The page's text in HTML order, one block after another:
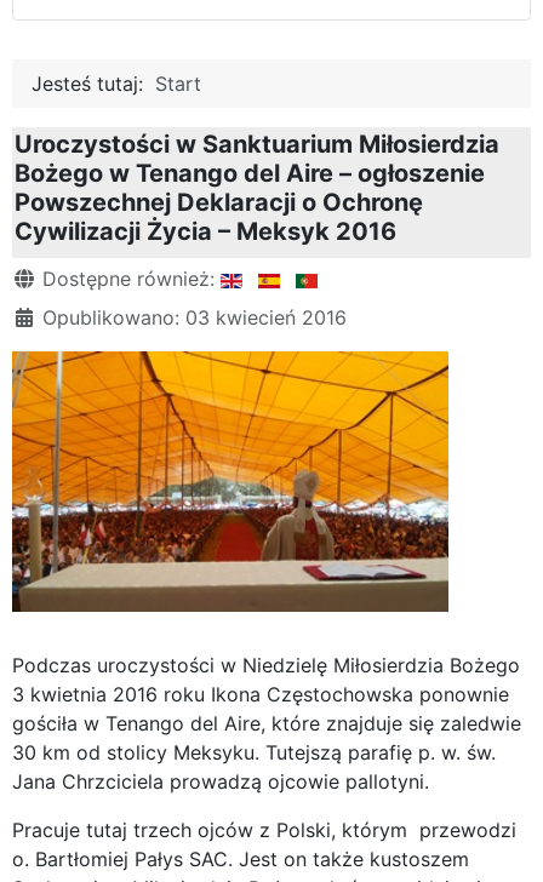
Jesteś tutaj: Start
Uroczystości w Sanktuarium Miłosierdzia
Bożego w Tenango del Aire – ogłoszenie
Powszechnej Deklaracji o Ochronę
Cywilizacji Życia – Meksyk 2016
Szczegóły
Dostępne również:
Opublikowano: 03 kwiecień 2016
Podczas uroczystości w Niedzielę Miłosierdzia Bożego
3 kwietnia 2016 roku Ikona Częstochowska ponownie
gościła w Tenango del Aire, które znajduje się zaledwie
30 km od stolicy Meksyku. Tutejszą parafię p. w. św.
Jana Chrzciciela prowadzą ojcowie pallotyni.
Pracuje tutaj trzech ojców z Polski, którym przewodzi
o. Bartłomiej Pałys SAC. Jest on także kustoszem